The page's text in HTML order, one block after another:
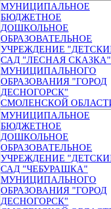
МУНИЦИПАЛЬНОЕ
БЮДЖЕТНОЕ
ДОШКОЛЬНОЕ
ОБРАЗОВАТЕЛЬНОЕ
УЧРЕЖДЕНИЕ
САД "ЛЕСНАЯ СКАЗКА"
МУНИЦИПАЛЬНОГО
ОБРАЗОВАНИЯ "ГОРОД
ДЕСНОГОРСК"
СМОЛЕНСКОЙ
МУНИЦИПАЛЬНОЕ
БЮДЖЕТНОЕ
ДОШКОЛЬНОЕ
ОБРАЗОВАТЕЛЬНОЕ
УЧРЕЖДЕНИЕ
САД "ЧЕБУРАШКА"
МУНИЦИПАЛЬНОГО
ОБРАЗОВАНИЯ "ГОРОД
ДЕСНОГОРСК"